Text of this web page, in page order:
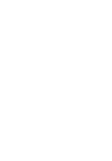
strip panty – to
na rozbudzenie